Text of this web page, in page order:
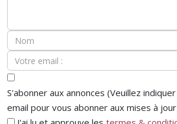
S'abonner aux annonces (Veuillez
email pour vous abonner aux mises à